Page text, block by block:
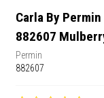
Carla By
882607
Permin
882607